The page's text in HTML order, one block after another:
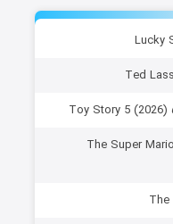
دانلود انیمیشن سوپر ماریو گلکسی The Super Mario